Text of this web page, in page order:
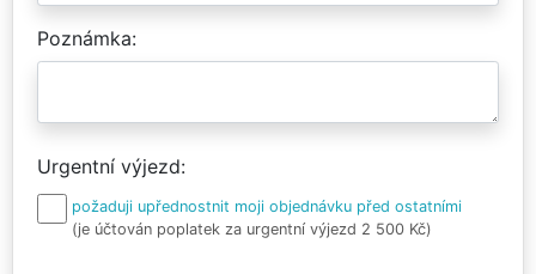
Poznámka
Urgentní výjezd
požaduji upřednostnit moji objednávku před ostatními
(je účtován poplatek za urgentní výjezd 2 500 Kč)